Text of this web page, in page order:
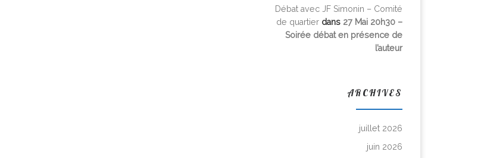
Débat avec JF Simonin – Comité
de quartier dans 27 Mai 20h30 –
Soirée débat en présence de
l’auteur
ARCHIVES
juillet 2026
juin 2026